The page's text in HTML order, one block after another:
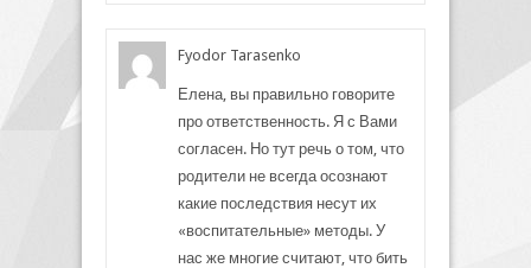
Fyodor Tarasenko
Елена, вы правильно говорите
про ответственность. Я с Вами
согласен. Но тут речь о том, что
родители не всегда осознают
какие последствия несут их
«воспитательные» методы. У
нас же многие считают, что бить